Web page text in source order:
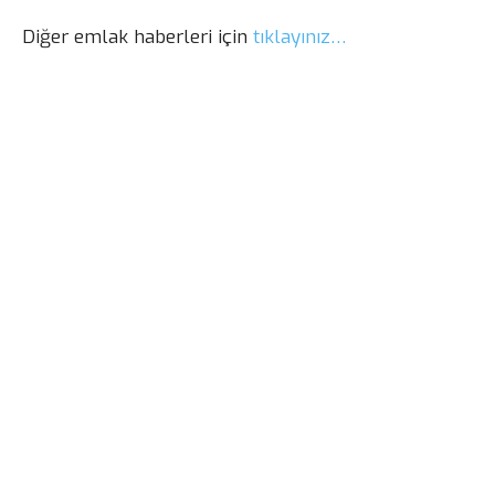
Diğer emlak haberleri için tıklayınız…